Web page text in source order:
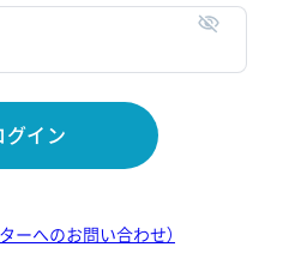
グイン
ーへのお問い合わせ）